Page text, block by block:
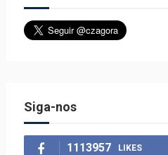
Siga-nos
1113957 LIKES